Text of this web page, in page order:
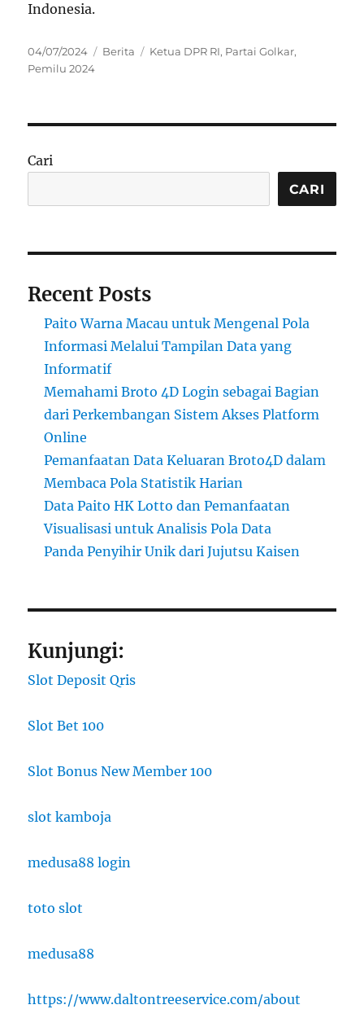
Indonesia.
Posted
on
04/07/2024 Categories
Berita Tags
Ketua DPR RI, Partai Golkar,
Pemilu 2024
Cari
CARI
Recent Posts
Paito Warna Macau untuk Mengenal Pola
Informasi Melalui Tampilan Data yang
Informatif
Memahami Broto 4D Login sebagai Bagian
dari Perkembangan Sistem Akses Platform
Online
Pemanfaatan Data Keluaran Broto4D dalam
Membaca Pola Statistik Harian
Data Paito HK Lotto dan Pemanfaatan
Visualisasi untuk Analisis Pola Data
Panda Penyihir Unik dari Jujutsu Kaisen
Kunjungi:
Slot Deposit Qris
Slot Bet 100
Slot Bonus New Member 100
slot kamboja
medusa88 login
toto slot
medusa88
https://www.daltontreeservice.com/about